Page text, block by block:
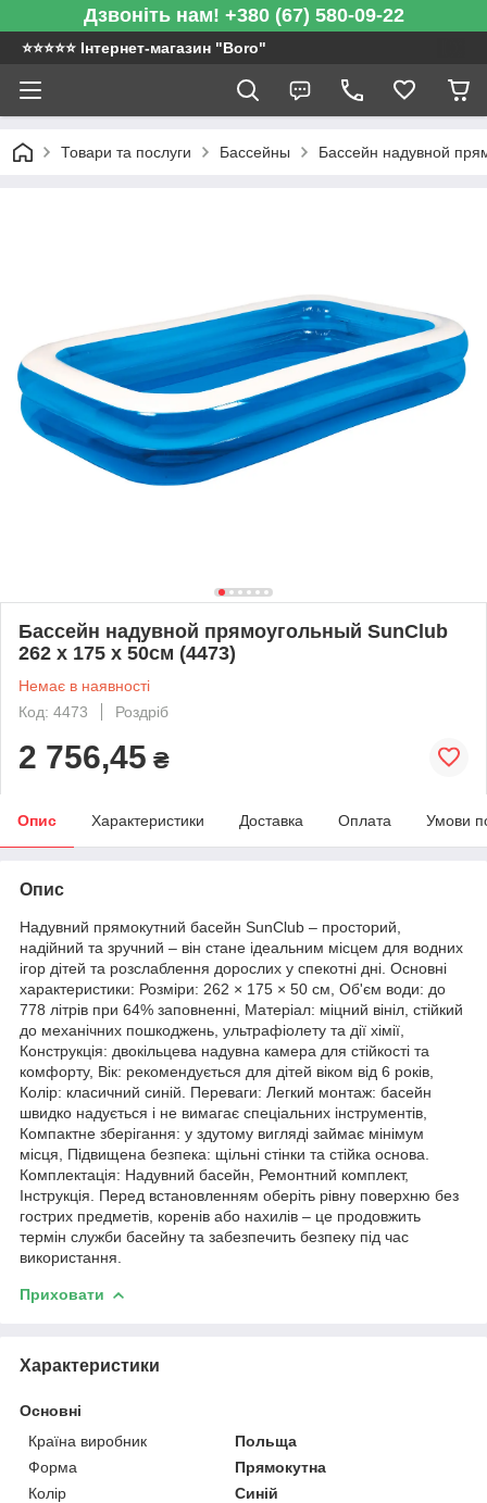
Дзвоніть нам! +380 (67) 580-09-22
⭐️⭐️⭐️⭐️⭐️ Інтернет-магазин "Boro"
Товари та послуги Бассейны Бассейн надувной
Бассейн надувной прямоугольный SunClub
262 x 175 x 50см (4473)
Немає в наявності
Код: 4473
Роздріб
2 756,45 ₴
Опис Характеристики Доставка Оплата Умови
Опис
Надувний прямокутний басейн SunClub – просторий,
надійний та зручний – він стане ідеальним місцем для водних
ігор дітей та розслаблення дорослих у спекотні дні. Основні
характеристики: Розміри: 262 × 175 × 50 см, Об'єм води: до
778 літрів при 64% заповненні, Матеріал: міцний вініл, стійкий
до механічних пошкоджень, ультрафіолету та дії хімії,
Конструкція: двокільцева надувна камера для стійкості та
комфорту, Вік: рекомендується для дітей віком від 6 років,
Колір: класичний синій. Переваги: Легкий монтаж: басейн
швидко надується і не вимагає спеціальних інструментів,
Компактне зберігання: у здутому вигляді займає мінімум
місця, Підвищена безпека: щільні стінки та стійка основа.
Комплектація: Надувний басейн, Ремонтний комплект,
Інструкція. Перед встановленням оберіть рівну поверхню без
гострих предметів, коренів або нахилів – це продовжить
термін служби басейну та забезпечить безпеку під час
використання.
Приховати
Характеристики
Основні
Країна виробник
Польща
Форма
Прямокутна
Колір
Синій